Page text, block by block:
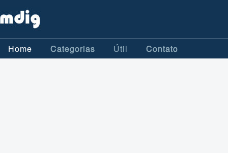
Home Categorias Útil Contato